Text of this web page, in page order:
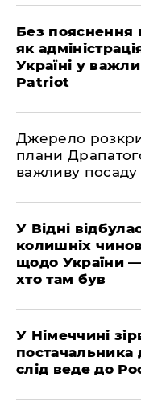
​Без пояснення
як
Україні у
Patriot
​Джерело
плани
важливу
​У Відні
колишніх
щодо України
хто там був
​У Німеччині
постачальника
слід веде до